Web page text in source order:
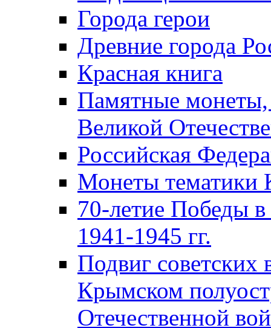
Города герои
Древние города
Красная книга
Памятные
Великой
Российская
Монеты тематики
70-летие Победы
1941-1945 гг.
Подвиг советских
Крымском
Отечественной